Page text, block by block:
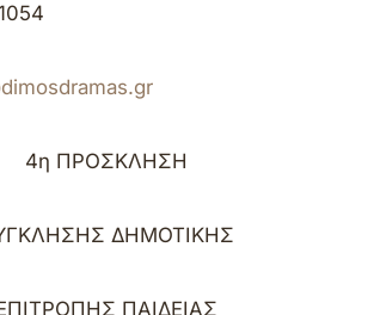
4η ΠΡΟΣΚΛΗΣΗ
ΔΗΜΟΤΙΚΗΣ
ΠΑΙΔΕΙΑΣ